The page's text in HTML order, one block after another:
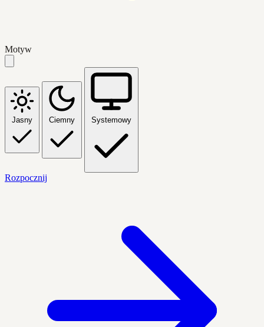
Motyw
Jasny Ciemny Systemowy
Rozpocznij